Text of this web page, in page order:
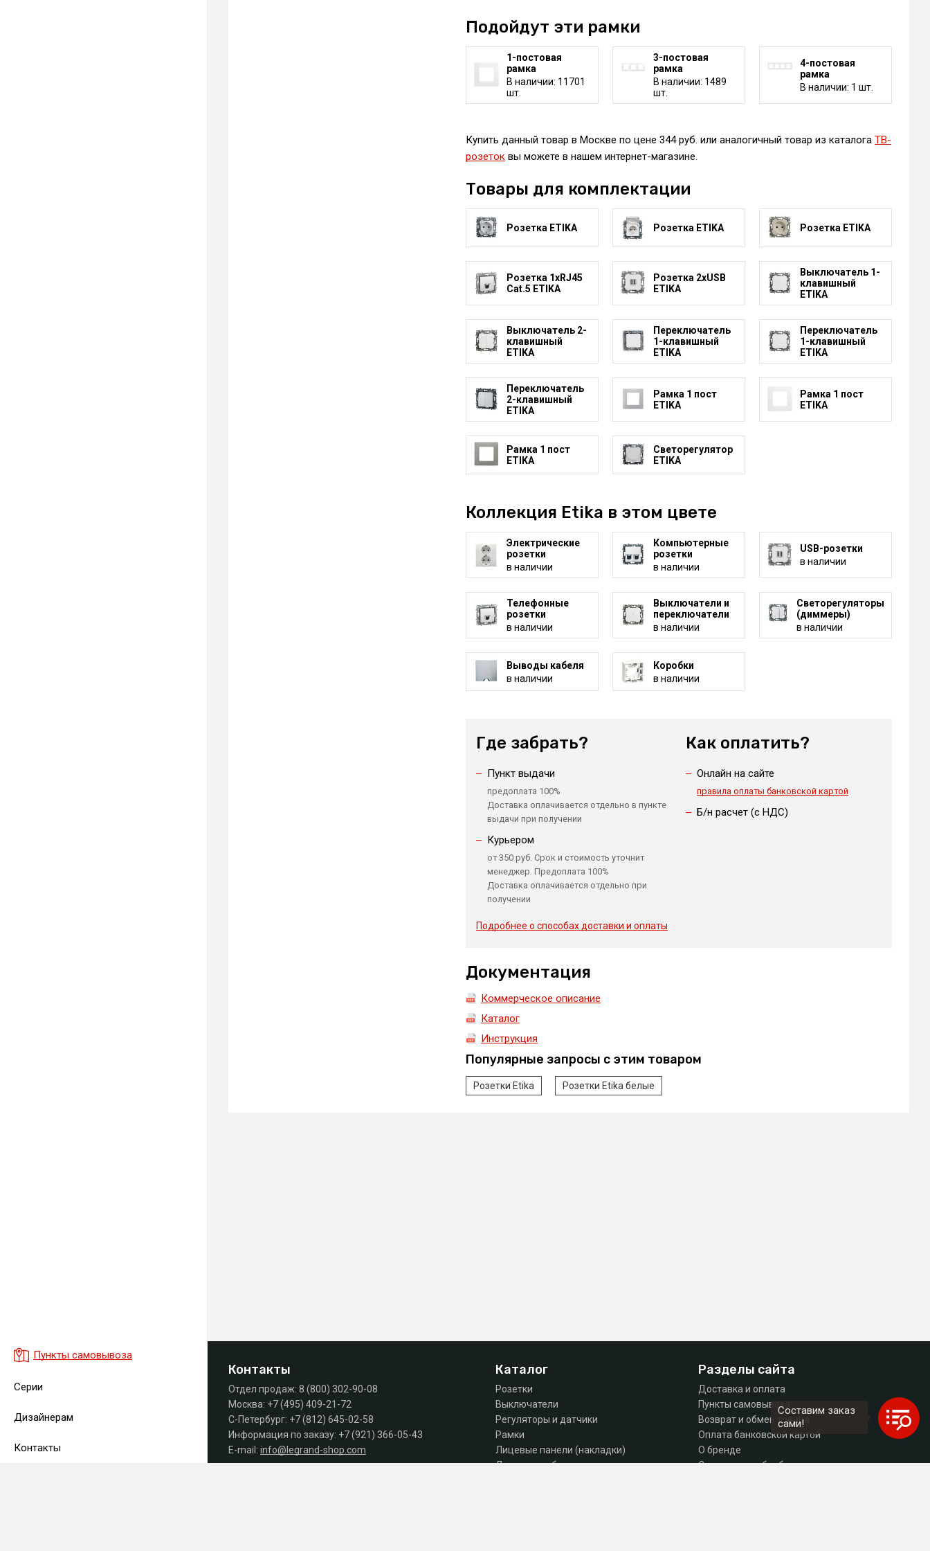
Пункты самовывоза
Серии
Дизайнерам
Контакты
Подойдут эти рамки
1-постовая
рамка
В наличии: 11701
шт.
3-постовая
рамка
В наличии: 1489
шт.
4-постовая
рамка
В наличии: 1 шт.
Купить данный товар в Москве по цене 344 руб. или аналогичный товар из каталога ТВ-
розетоквы можете в нашем интернет-магазине.
Товары для комплектации
Розетка ETIKA Розетка ETIKA Розетка ETIKA
Розетка 1xRJ45
Cat.5 ETIKA
Розетка 2xUSB
ETIKA
Выключатель 1-
клавишный
ETIKA
Выключатель 2-
клавишный
ETIKA
Переключатель
1-клавишный
ETIKA
Переключатель
1-клавишный
ETIKA
Переключатель
2-клавишный
ETIKA
Рамка 1 пост
ETIKA
Рамка 1 пост
ETIKA
Рамка 1 пост
ETIKA
Светорегулятор
ETIKA
Коллекция Etika в этом цвете
Электрические
розетки
в наличии
Компьютерные
розетки
в наличии
USB-розетки
в наличии
Телефонные
розетки
в наличии
Выключатели и
переключатели
в наличии
Светорегуляторы
(диммеры)
в наличии
Выводы кабеля
в наличии
Коробки
в наличии
Где забрать?
Пункт выдачи
предоплата 100%
Доставка оплачивается отдельно в пункте
выдачи при получении
Курьером
от 350 руб. Срок и стоимость уточнит
менеджер. Предоплата 100%
Доставка оплачивается отдельно при
получении
Подробнее о способах доставки и оплаты
Как оплатить?
Онлайн на сайте
правила оплаты банковской картой
Б/н расчет (c НДС)
Документация
Коммерческое описание
Каталог
Инструкция
Популярные запросы с этим товаром
Розетки Etika Розетки Etika белые
Контакты
Отдел продаж: 8 (800) 302-90-08
Москва: +7 (495) 409-21-72
С-Петербург: +7 (812) 645-02-58
Информация по заказу: +7 (921) 366-05-43
E-mail: info@legrand-shop.com
Каталог
Розетки
Выключатели
Регуляторы и датчики
Рамки
Лицевые панели (накладки)
Лючки, коробки, комплектующие
Разделы сайта
Доставка и оплата
Пункты самовывоза
Возврат и обмен товара
Оплата банковской картой
О бренде
Согласие на обработку персональных данных
Составим заказ
сами!